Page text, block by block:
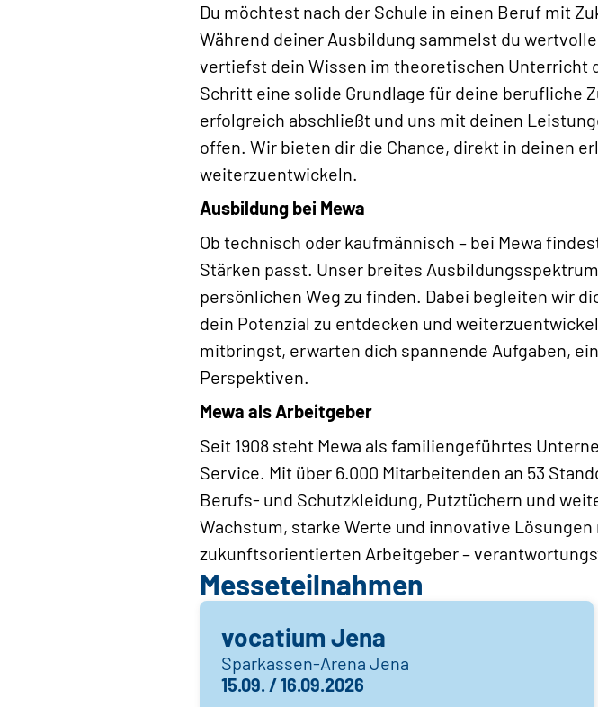
Du möchtest nach der Schule in einen Beruf mit
Während deiner Ausbildung sammelst du
vertiefst dein Wissen im theoretischen Unterricht
Schritt eine solide Grundlage für deine berufliche
erfolgreich abschließt und uns mit deinen
offen. Wir bieten dir die Chance, direkt in deinen
weiterzuentwickeln.
Ausbildung bei Mewa
Ob technisch oder kaufmännisch – bei Mewa
Stärken passt. Unser breites
persönlichen Weg zu finden. Dabei begleiten wir
dein Potenzial zu entdecken und
mitbringst, erwarten dich spannende Aufgaben,
Perspektiven.
Mewa als Arbeitgeber
Seit 1908 steht Mewa als familiengeführtes
Service. Mit über 6.000 Mitarbeitenden an 53
Berufs- und Schutzkleidung, Putztüchern und
Wachstum, starke Werte und innovative
zukunftsorientierten Arbeitgeber –
Messeteilnahmen
vocatium Jena
Sparkassen-Arena Jena
15.09. / 16.09.2026